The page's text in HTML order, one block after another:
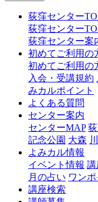
荻窪センター
荻窪センター
荻窪センター案
初めてご利用の
初めてご利用の
入会・受講規約
みカルポイント
よくある質問
センター案内
センターMAP
記念公園 大森
よみカル情報
イベント情報 講
月の占い ワン
講座検索